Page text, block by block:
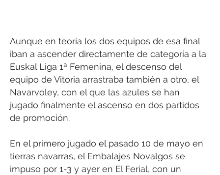
Aunque en teoría los dos equipos de esa final
iban a ascender directamente de categoría a la
Euskal Liga 1ª Femenina, el descenso del
equipo de Vitoria arrastraba también a otro, el
Navarvoley, con el que las azules se han
jugado finalmente el ascenso en dos partidos
de promoción.
En el primero jugado el pasado 10 de mayo en
tierras navarras, el Embalajes Novalgos se
impuso por 1-3 y ayer en El Ferial, con un